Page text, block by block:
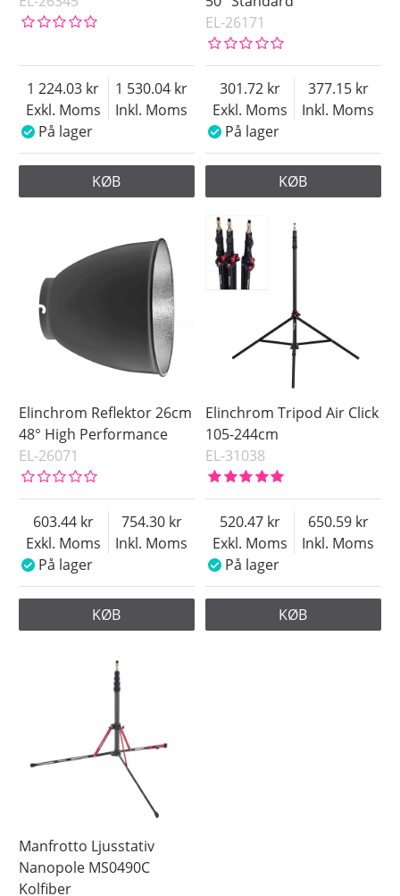
Exkl. Moms
1 224.03
Inkl. Moms
1 530.04
På lager
KØB
EL-26171
Exkl. Moms
301.72
Inkl. Moms
377.15
På lager
KØB
Elinchrom Reflektor 26cm
48° High Performance
EL-26071
Exkl. Moms
603.44
Inkl. Moms
754.30
På lager
KØB
Elinchrom Tripod Air Click
105-244cm
EL-31038
Exkl. Moms
520.47
Inkl. Moms
650.59
På lager
KØB
Manfrotto Ljusstativ
Nanopole MS0490C
Kolfiber